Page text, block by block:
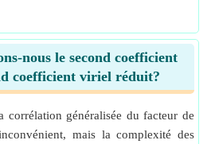
nous le second coefficient
coefficient viriel réduit?
corrélation généralisée du facteur de
mais la complexité des